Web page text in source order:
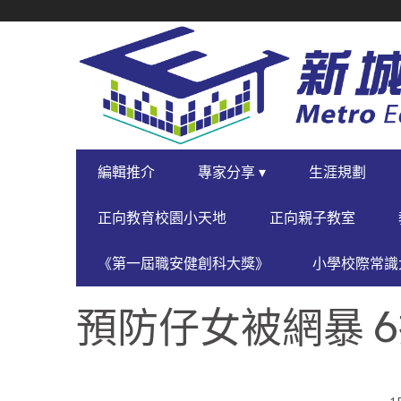
NAVIGATION
PRIMARY
NAVIGATION
編輯推介 專家分享 ▾ 生涯規劃
正向教育校園小天地 正向親子教室
《第一屆職安健創科大獎》 小學校際常
預防仔女被網暴